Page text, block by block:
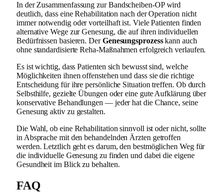
In der Zusammenfassung zur Bandscheiben-OP wird
deutlich, dass eine Rehabilitation nach der Operation nicht
immer notwendig oder vorteilhaft ist. Viele Patienten finden
alternative Wege zur Genesung, die auf ihren individuellen
Bedürfnissen basieren. DerGenesungsprozesskann auch
ohne standardisierte Reha-Maßnahmen erfolgreich verlaufen.
Es ist wichtig, dass Patienten sich bewusst sind, welche
Möglichkeiten ihnen offenstehen und dass sie die richtige
Entscheidung für ihre persönliche Situation treffen. Ob durch
Selbsthilfe, gezielte Übungen oder eine gute Aufklärung über
konservative Behandlungen — jeder hat die Chance, seine
Genesung aktiv zu gestalten.
Die Wahl, ob eine Rehabilitation sinnvoll ist oder nicht, sollte
in Absprache mit den behandelnden Ärzten getroffen
werden. Letztlich geht es darum, den bestmöglichen Weg für
die individuelle Genesung zu finden und dabei die eigene
Gesundheit im Blick zu behalten.
FAQ